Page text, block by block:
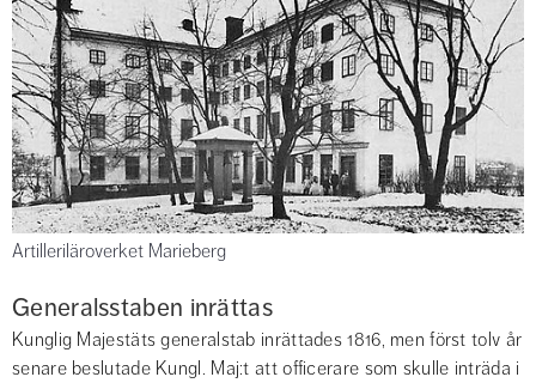
Artilleriläroverket Marieberg
Generalsstaben inrättas
Kunglig Majestäts generalstab inrättades 1816, men först tolv år
senare beslutade Kungl. Maj:t att officerare som skulle inträda i